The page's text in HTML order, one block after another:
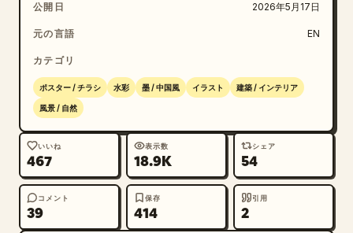
ドアや窓を持ち、自然に配置された鉢植えがいくつか置か
れた、平和な小さな家、カフェ、スタジオ、または地元の
ソウル
なディテールや日常のデザイン要素をさりげなく取り入れ
周囲のスカイラインや風景の一部として、街のシンボルと
して柔らかく統合してください。
全体的に、静かでエレガント、温かく、その土地に根ざし
た雰囲気を感じさせるシーンにしてください。
公開日 2026年5月17日
元の言語 EN
カテゴリ
ポスター / チラシ 水彩 墨 / 中国風 イラスト 建築 / インテリア
風景 / 自然
いいね
467
表示数
18.9K
シェア
54
コメント
39
保存
414
引用
2